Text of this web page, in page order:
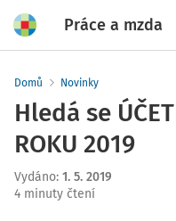
Práce a mzda
Domů Novinky
Hledá se
ROKU 2019
Vydáno: 1. 5. 2019
4 minuty čtení